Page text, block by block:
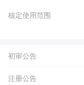
核定使用范围
初审公告
注册公告